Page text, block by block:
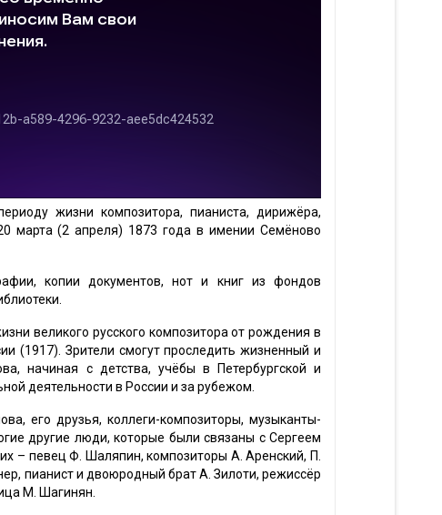
жизни композитора, пианиста, дирижёра,
марта (2 апреля) 1873 года в имении Семёново
копии документов, нот и книг из фондов
великого русского композитора от рождения в
(1917). Зрители смогут проследить жизненный и
начиная с детства, учёбы в Петербургской и
деятельности в России и за рубежом.
его друзья, коллеги-композиторы, музыканты-
другие люди, которые были связаны с Сергеем
– певец Ф. Шаляпин, композиторы А. Аренский, П.
пианист и двоюродный брат А. Зилоти, режиссёр
М. Шагинян.